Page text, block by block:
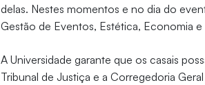
delas. Nestes momentos e no dia do
Gestão de Eventos, Estética, Economia
A Universidade garante que os casais
Tribunal de Justiça e a Corregedoria